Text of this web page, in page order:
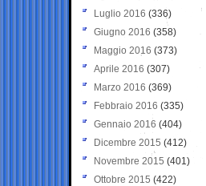
Luglio 2016 (336)
Giugno 2016 (358)
Maggio 2016 (373)
Aprile 2016 (307)
Marzo 2016 (369)
Febbraio 2016 (335)
Gennaio 2016 (404)
Dicembre 2015 (412)
Novembre 2015 (401)
Ottobre 2015 (422)